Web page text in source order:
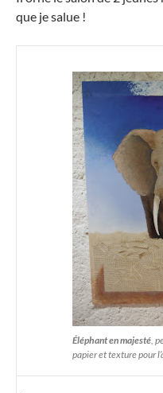
que je salue !
Éléphant en majesté,
papier et texture pour